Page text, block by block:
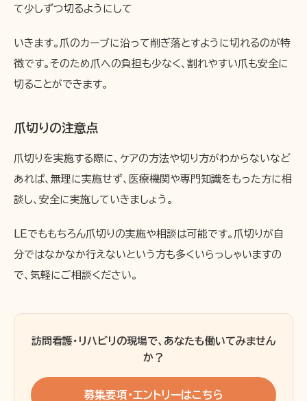
て少しずつ切るようにして
いきます。爪のカーブに沿って削ぎ落とすように切れるのが特
徴です。そのため爪への負担も少なく、割れやすい爪も安全に
切ることができます。
爪切りの注意点
爪切りを実施する際に、ケアの方法や切り方がわからないなど
あれば、無理に実施せず、医療機関や専門知識をもった方に相
談し、安全に実施していきましょう。
LEでももちろん爪切りの実施や相談は可能です。爪切りが自
分ではなかなか行えないという方も多くいらっしゃいますの
で、気軽にご相談ください。
訪問看護・リハビリの現場で、あなたも働いてみません
か？
募集要項・エントリーはこちら